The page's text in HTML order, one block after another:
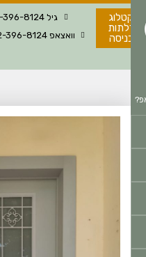
גיל 052-396-8124
וואצאפ 052-396-8124